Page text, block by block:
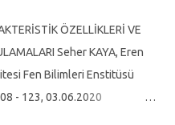
çeşitlerin çoğunluğu
ÖZELLİKLERİ VE
Seher KAYA, Eren
Fen Bilimleri Enstitüsü
- 123, 03.06.2020